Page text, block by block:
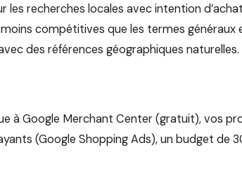
recherches locales avec intention
compétitives que les termes
des références géographiques naturelles.
à Google Merchant Center (gratuit), vos
(Google Shopping Ads), un budget